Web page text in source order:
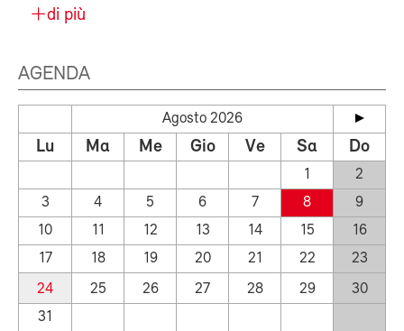
di più
AGENDA
Agosto 2026
Lu Ma Me Gio Ve Sa Do
1
2
3
4 5 6 7 8
9
10
11 12 13 14 15
16
17
18 19 20 21 22
23
24
25 26 27 28 29
30
31